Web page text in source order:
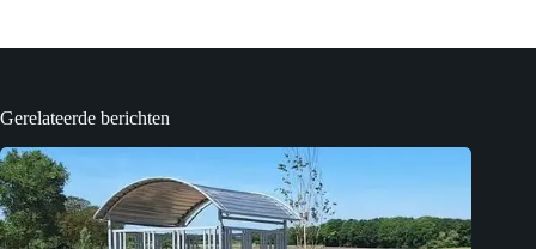
Gerelateerde berichten